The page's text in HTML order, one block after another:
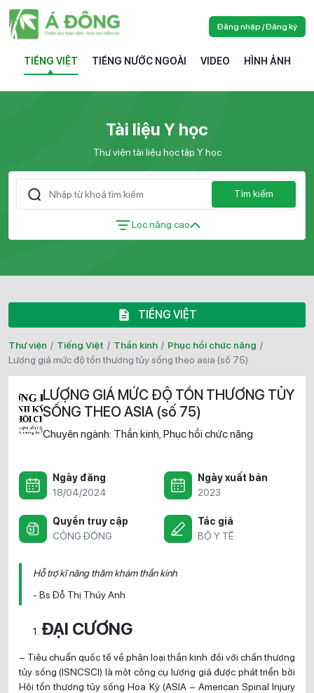
TIẾNG VIỆT TIẾNG NƯỚC NGOÀI VIDEO HÌNH ẢNH
Đăng nhập / Đăng ký
Tài liệu Y học
Thư viện tài liệu học tập Y học
Tìm kiếm
Lọc nâng cao
TIẾNG VIỆT
Thư viện / Tiếng Việt / Thần kinh / Phục hồi chức năng /
lượng giá mức độ tổn thương tủy sống theo asia (số 75)
LƯỢNG GIÁ MỨC ĐỘ TỔN THƯƠNG TỦY
SỐNG THEO ASIA (số 75)
Chuyên ngành: Thần kinh Phục hồi chức năng
Ngày đăng
18/04/2024
Ngày xuất bản
2023
Quyền truy cập
CỘNG ĐỒNG
Tác giả
BỘ Y TẾ
Hỗ trợ kĩ năng thăm khám thần kinh
- Bs Đỗ Thị Thúy Anh
ĐẠI CƯƠNG
– Tiêu chuẩn quốc tế về phân loại thần kinh đối với chấn thương
tủy sống (ISNCSCI) là một công cụ lượng giá được phát triển bởi
Hội tổn thương tủy sống Hoa Kỳ (ASIA – American Spinal Injury